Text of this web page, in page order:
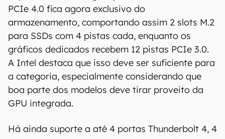
PCIe 4.0 fica agora exclusivo do
armazenamento, comportando assim 2 slots M.2
para SSDs com 4 pistas cada, enquanto os
gráficos dedicados recebem 12 pistas PCIe 3.0.
A Intel destaca que isso deve ser suficiente para
a categoria, especialmente considerando que
boa parte dos modelos deve tirar proveito da
GPU integrada.
Há ainda suporte a até 4 portas Thunderbolt 4, 4